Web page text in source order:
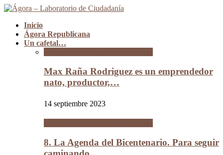
Inicio
Ágora Republicana
Un cafetal…
Max Raña Rodriguez es un emprendedor
nato, productor,…
14 septiembre 2023
8. La Agenda del Bicentenario. Para seguir